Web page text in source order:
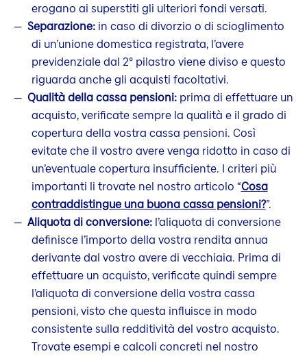
erogano ai superstiti gli ulteriori fondi versati.
Separazione: in caso di divorzio o di scioglimento
di un’unione domestica registrata, l’avere
previdenziale dal 2° pilastro viene diviso e questo
riguarda anche gli acquisti facoltativi.
Qualità della cassa pensioni: prima di effettuare un
acquisto, verificate sempre la qualità e il grado di
copertura della vostra cassa pensioni. Così
evitate che il vostro avere venga ridotto in caso di
un’eventuale copertura insufficiente. I criteri più
importanti li trovate nel nostro articolo “Cosa
contraddistingue una buona cassa pensioni?”.
Aliquota di conversione: l’aliquota di conversione
definisce l’importo della vostra rendita annua
derivante dal vostro avere di vecchiaia. Prima di
effettuare un acquisto, verificate quindi sempre
l’aliquota di conversione della vostra cassa
pensioni, visto che questa influisce in modo
consistente sulla redditività del vostro acquisto.
Trovate esempi e calcoli concreti nel nostro